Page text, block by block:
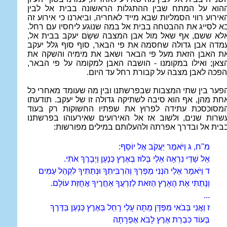
על המתח שבין ההתגלות הראשונה בבית אל לבין
רווי הסמליות שבא מייד לאחריה, וביארנו כי אירוע זה
לסייג את ההבטחה בבית אל במה שנוגע ליחסיו עם רחל.
ששם, אף שאל מול אבן המצבה ששָׂם יעקב בבית אל,
אבן גדולה שחסמה את פי הבאר, סוף סוף גלל יעקב
האבן הזאת מעל פי הבאר ושאב את מימיה והשקה את
ואילו במקומנו - הושבה האבן למקומה על פי הבאר,
לאבן מצבה על קבורת רחל עד היום.
בין שתי המצבות שבפרשתנו ובין מה שעומד מאחרי כל
מהן, אף הוא סיבה לשתיקה גדולה זו של יעקב. תודעתו
עתידה לפרוץ את שפתיו החשוקות רק בעוד
שנים, ולשוב אז אל האירועים שאירעוהו בפרשתנו
אל ובדרך אפרתה ולהעלותם במילים מפורשות:
מ"ח, ג וַיֹּאמֶר יַעֲקֹב אֶל יוֹסֵף:
אֵל שַׁדַּי נִרְאָה אֵלַי בְּלוּז בְּאֶרֶץ כְּנָעַן וַיְבָרֶךְ אֹתִי.
ד וַיֹּאמֶר אֵלַי הִנְנִי מַפְרְךָ וְהִרְבִּיתִךָ וּנְתַתִּיךָ לִקְהַל עַמִּים
וְנָתַתִּי אֶת הָאָרֶץ הַזּאת לְזַרְעֲךָ אַחֲרֶיךָ אֲחֻזַּת עוֹלָם.
...
ז וַאֲנִי בְּבֹאִי מִפַּדָּן מֵתָה עָלַי רָחֵל בְּאֶרֶץ כְּנַעַן בַּדֶּרֶךְ
בְּעוֹד כִּבְרַת אֶרֶץ לָבֹא אֶפְרָתָה